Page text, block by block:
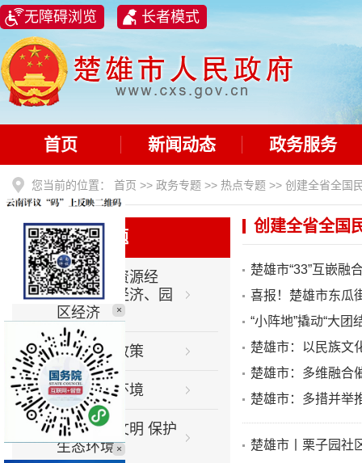
无障碍浏览 长者模式
首页 新闻动态 政务服务
您当前的位置： 首页 >> 政务专题 >> 热点专题 >> 创建全省全国
热点专题
大力发展资源经
济、开放经济、园
区经济
利企惠民政策
优化营商环境
弘扬生态文明 保护
生态环境
创建全省全国
楚雄市“33”互嵌融
喜报！楚雄市东瓜
“小阵地”撬动“大
楚雄市：以民族文
楚雄市：多维融合
楚雄市：多措并举
楚雄市丨栗子园社
×
×